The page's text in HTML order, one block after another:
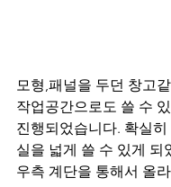
모형,패널을 두던 창고
작업공간으로도 쓸 수
진행되었습니다. 확실히
실을 넓게 쓸 수 있게 되
우측 계단을 통해서 올